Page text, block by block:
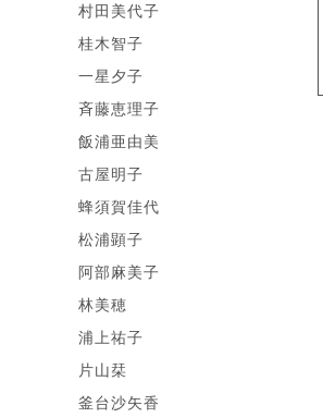
村田美代子
桂木智子
一星夕子
斉藤恵理子
飯浦亜由美
古屋明子
蜂須賀佳代
松浦顕子
阿部麻美子
林美穂
浦上祐子
片山栞
釜台沙矢香